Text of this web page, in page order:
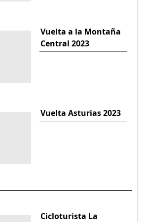
Vuelta a la Montaña
Central 2023
Vuelta Asturias 2023
Cicloturista La